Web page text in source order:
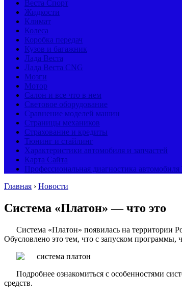
Веста Спорт
Жидкости
Климат
Колеса
Коробка передач
Кузов и багажник
Лада Веста
Лада Веста CNG
Мозги
Мотор
Салон и все что в нем
Световое оборудование
Сравнение моделей машин
Страницы механиков
Страхование и кредиты
Тюнинг и стайлинг
Характеристики автомобиля и запчастей
Карта Сайта
Профессиональная диагностика
Главная › Новости
Система «Платон» — что это
Система «Платон» появилась на территории
Обусловлено это тем, что с запуском программы,
Подробнее ознакомиться с особенностями
средств.